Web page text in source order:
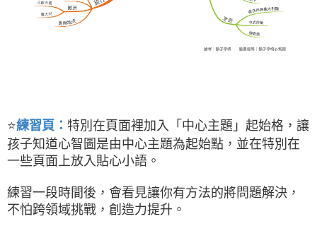
⭐練習頁： 特別在頁面裡加入「中心主題」起始格，讓
孩子知道心智圖是由中心主題為起始點，並在特別在
一些頁面上放入貼心小語。
練習一段時間後，會看見讓你有方法的將問題解決，
不怕跨領域挑戰，創造力提升。